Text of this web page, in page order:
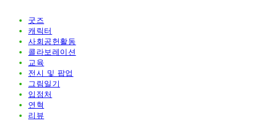
굿즈
캐릭터
사회공헌활동
콜라보레이션
교육
전시 및 팝업
그림일기
입점처
연혁
리뷰